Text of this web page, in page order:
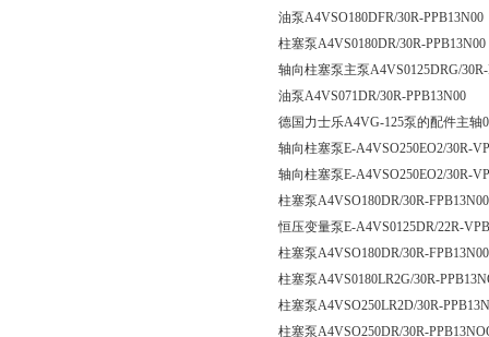
油泵A4VSO180DFR/30R-PPB13N00
柱塞泵A4VS0180DR/30R-PPB13N00
轴向柱塞泵主泵A4VS0125DRG/
油泵A4VS071DR/30R-PPB13N00
德国力士乐A4VG-125泵的配件主轴
轴向柱塞泵E-A4VSO250EO2/30R-
轴向柱塞泵E-A4VSO250EO2/30R-
柱塞泵A4VSO180DR/30R-FPB13N00
恒压变量泵E-A4VS0125DR/22R-
柱塞泵A4VSO180DR/30R-
柱塞泵A4VS0180LR2G/30R-
柱塞泵A4VSO250LR2D/30R-
柱塞泵A4VSO250DR/30R-